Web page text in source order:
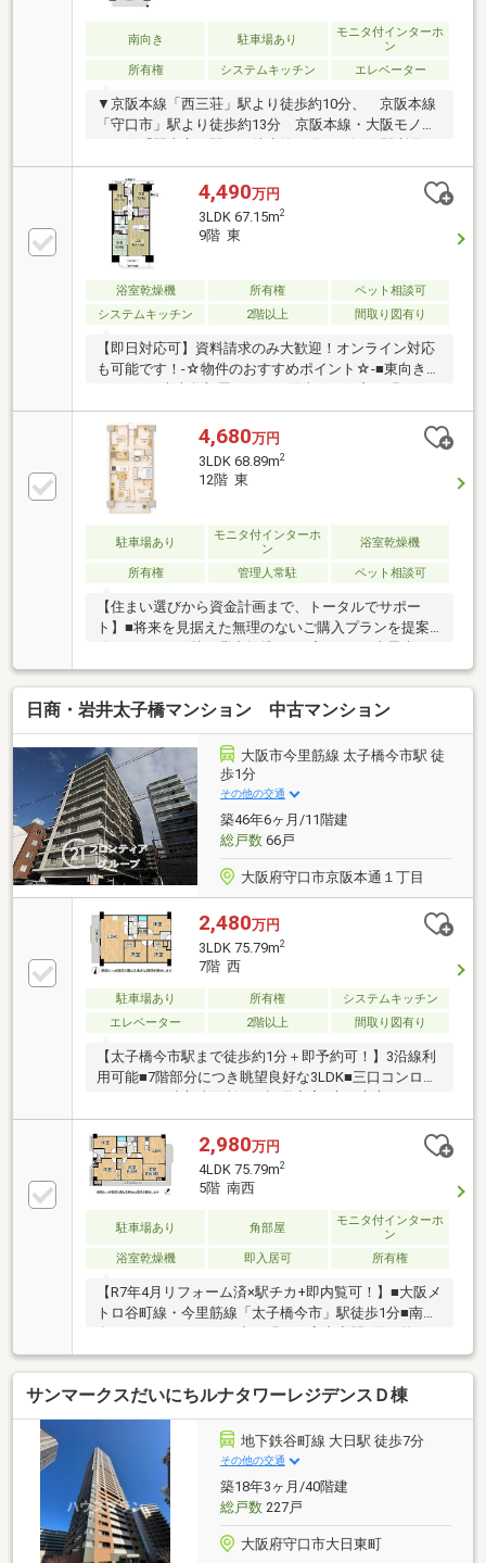
ださい】
南向き 駐車場あり
モニタ付インターホ
ン
所有権
システムキッチン エレベーター
▼京阪本線「西三荘」駅より徒歩約10分、 京阪本線
「守口市」駅より徒歩約13分 京阪本線・大阪モノレ
能な立地！▼廊下からもキッチンからも出入りできる
家事動線スムーズなアトリエキッチン♪▼南向きバル
コニーで陽当たり通風良好▼リビングの様子を見なが
ら家事ができるカウンターキッチン▼マルチクローゼ
ットは廊下からも出入りでき、ご家族みんなで共有で
きるスペースです【周辺施設】・Ａ-プライス守口店：
約320ｍ（徒歩約4分）・ファミリマート守口西郷通
店：約340ｍ（徒歩約5分）・京阪百貨店守口店：約
4,490万円
3LDK 67.15m2
9階 東
浴室乾燥機 所有権
ペット相談可
システムキッチン
2階以上 間取り図有り
【即日対応可】資料請求のみ大歓迎！オンライン対応
も可能です！‐☆物件のおすすめポイント☆-■東向きバ
住空間♪■ペット2匹飼育可能（規定あり）♪■24時間ゴ
ミ出し可能♪■オートロック・宅配ボックス完備■浴室
乾燥機付きで雨の日も安心♪■キッチンには食器洗浄乾
燥機あり♪■24時間換気システム採用♪■2沿線利用可能
の好立地・京阪本線「守口市」駅11分・大阪メトロ谷
町線「守口」駅17分～周辺環境～◇関西スーパー西郷
店…徒歩約5分（約350m） ◇さくら小学校…徒歩約７
分（約520m） ◇樟風中学校…徒歩約8分（約570ｍ）
4,680万円
3LDK 68.89m2
12階 東
駐車場あり
モニタ付インターホ
ン
浴室乾燥機
所有権 管理人常駐 ペット相談可
【住まい選びから資金計画まで、トータルでサポー
ト】■将来を見据えた無理のないご購入プランを提案
40%OFF！■住宅ローン相談無料！今お持ちのローンを
最大500万円まで住宅ローンと1本化が可能！■住宅ロ
ーンアドバイザー、住宅建築アドバイザー有資格者多
数在籍！【お家探しは『大阪市内売上No.1』の
CENTURY21プラウデストグループにお任せ下さい！】
【こちらの物件の魅力は‥】♯高層階で眺望良好♯全居
室フローリング♯室内綺麗♯ペット飼育可能♯駐車場、
駐輪場、バイク置場あり♯セキュリティ充実
日商・岩井太子橋マンション 中古マンション
大阪市今里筋線 太子橋今市駅 徒
歩1分
その他の交通
築46年6ヶ月/11階建
総戸数66戸
大阪府守口市京阪本通１丁目
2,480万円
3LDK 75.79m2
7階 西
駐車場あり 所有権
システムキッチン
エレベーター
2階以上 間取り図有り
【太子橋今市駅まで徒歩約1分＋即予約可！】3沿線利
用可能■7階部分につき眺望良好な3LDK■三口コンロ付
学園徒歩約9分で通学距離も安心
2,980万円
4LDK 75.79m2
5階 南西
駐車場あり 角部屋
モニタ付インターホ
ン
浴室乾燥機
即入居可 所有権
【R7年4月リフォーム済×駅チカ+即内覧可！】■大阪メ
トロ谷町線・今里筋線「太子橋今市」駅徒歩1分■南西
外食施設が身近に揃って生活環境良好
サンマークスだいにちルナタワーレジデンスＤ棟
地下鉄谷町線 大日駅 徒歩7分
その他の交通
築18年3ヶ月/40階建
総戸数227戸
大阪府守口市大日東町